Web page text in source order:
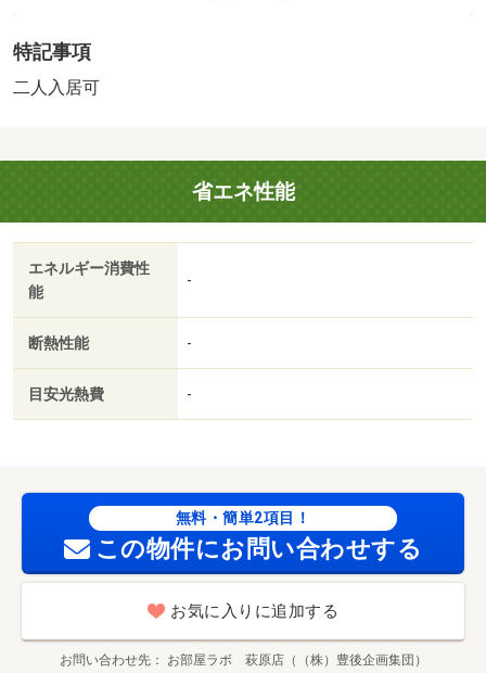
焚き機能・浴室乾燥機・ＴＶインターホンなど充実の設備
です。・賃貸保証等：加入要（契約時保証委託料：２．２
～】 日あたり良好☆単身用から新婚さんカップルの方に
オススメできる物件です！ 追炊き、浴室乾燥、温水洗浄
便座・シャンプードレッサーなど水回りの設備も充実物件
です☆・駐輪場：有
特記事項
二人入居可
省エネ性能
エネルギー消費性
能
-
断熱性能 -
目安光熱費 -
無料・簡単2項目！
この物件にお問い合わせする
お気に入りに追加する
お問い合わせ先 お部屋ラボ 萩原店（（株）豊後企画集団）